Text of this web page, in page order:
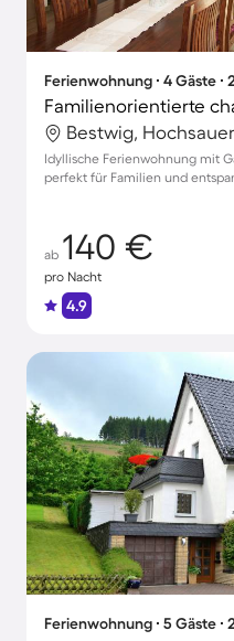
Ferienwohnung ∙ 4 Gäste ∙
Bestwig,
Idyllische Ferienwohnung mit
perfekt für Familien und
ab 140 €
pro Nacht
4.9
Ferienwohnung ∙ 5 Gäste ∙